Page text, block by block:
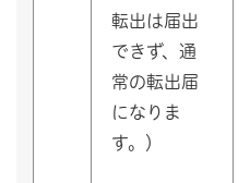
転出は届出
できず、通
常の転出届
になりま
す。）